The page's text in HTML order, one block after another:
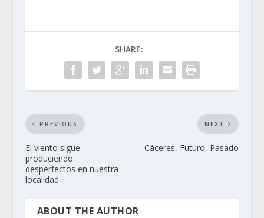
SHARE:
PREVIOUS
El viento sigue
produciendo
desperfectos en nuestra
localidad
NEXT
Cáceres, Futuro, Pasado
ABOUT THE AUTHOR